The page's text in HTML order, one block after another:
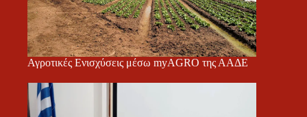
Αγροτικές Ενισχύσεις μέσω myAGRO της ΑΑΔΕ